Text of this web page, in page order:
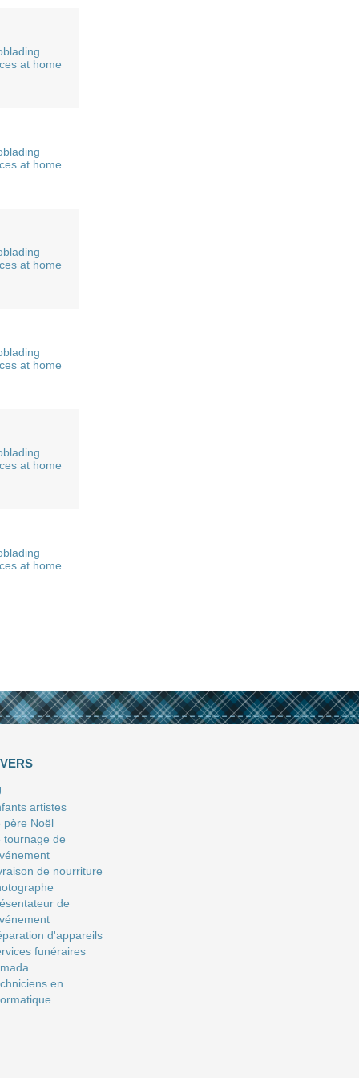
at home
at home
at home
at home
at home
at home
artistes
père Noël
tournage de
de nourriture
de
d'appareils
funéraires
en